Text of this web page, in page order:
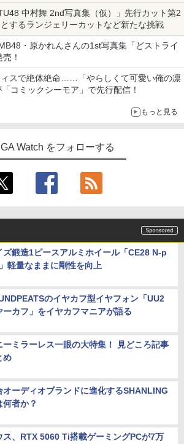
中村舞 2nd写真集（仮）」先行カット第2
するランジェリーカットなど新たな挑戦
・原かれんさんの1st写真集「どストライ
！
ィスで絶体絶命……「やらしくて可愛い俺の凛
コミックシーモア」で先行配信！
もっと見る
Watch をフォローする
ズ鍛造1ピースアルミホイール「CE28 N-p
軽量なままに剛性を向上
のイヤカフ型イヤフォン「UU2
ーカフ」をイヤカフマニアが語る
ーミラーレス一眼の大特集！ 見どころ記事
め
オーディオブランドに進化するSHANLING
何者か？
ス、RTX 5060 Ti搭載ゲーミングPCが7万